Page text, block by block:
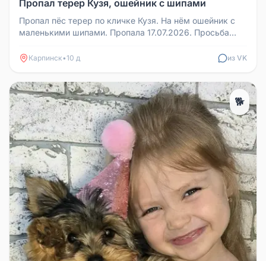
Пропал терер Кузя, ошейник с шипами
Пропал пёс терер по кличке Кузя. На нём ошейник с
маленькими шипами. Пропала 17.07.2026. Просьба
Карпинск•10 д из VK
🐕